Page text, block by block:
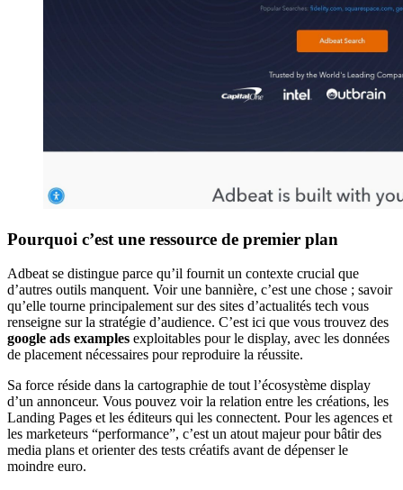
Pourquoi c’est une ressource de premier plan
Adbeat se distingue parce qu’il fournit un contexte crucial que
d’autres outils manquent. Voir une bannière, c’est une chose ; savoir
qu’elle tourne principalement sur des sites d’actualités tech vous
renseigne sur la stratégie d’audience. C’est ici que vous trouvez des
google ads examples exploitables pour le display, avec les données
de placement nécessaires pour reproduire la réussite.
Sa force réside dans la cartographie de tout l’écosystème display
d’un annonceur. Vous pouvez voir la relation entre les créations, les
Landing Pages et les éditeurs qui les connectent. Pour les agences et
les marketeurs “performance”, c’est un atout majeur pour bâtir des
media plans et orienter des tests créatifs avant de dépenser le
moindre euro.